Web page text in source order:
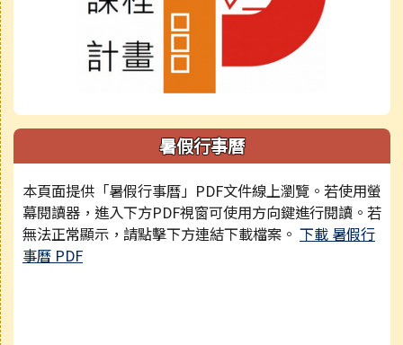
暑假行事曆
本頁面提供「暑假行事曆」PDF文件線上瀏覽。若使用螢
幕閱讀器，進入下方PDF視窗可使用方向鍵進行閱讀。若
無法正常顯示，請點擊下方連結下載檔案。 下載 暑假行
事曆 PDF